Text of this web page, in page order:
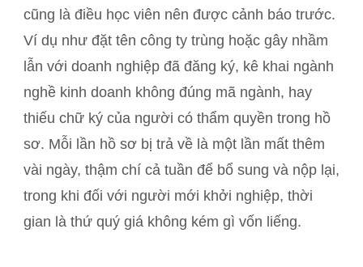
cũng là điều học viên nên được cảnh báo trước.
Ví dụ như đặt tên công ty trùng hoặc gây nhầm
lẫn với doanh nghiệp đã đăng ký, kê khai ngành
nghề kinh doanh không đúng mã ngành, hay
thiếu chữ ký của người có thẩm quyền trong hồ
sơ. Mỗi lần hồ sơ bị trả về là một lần mất thêm
vài ngày, thậm chí cả tuần để bổ sung và nộp lại,
trong khi đối với người mới khởi nghiệp, thời
gian là thứ quý giá không kém gì vốn liếng.